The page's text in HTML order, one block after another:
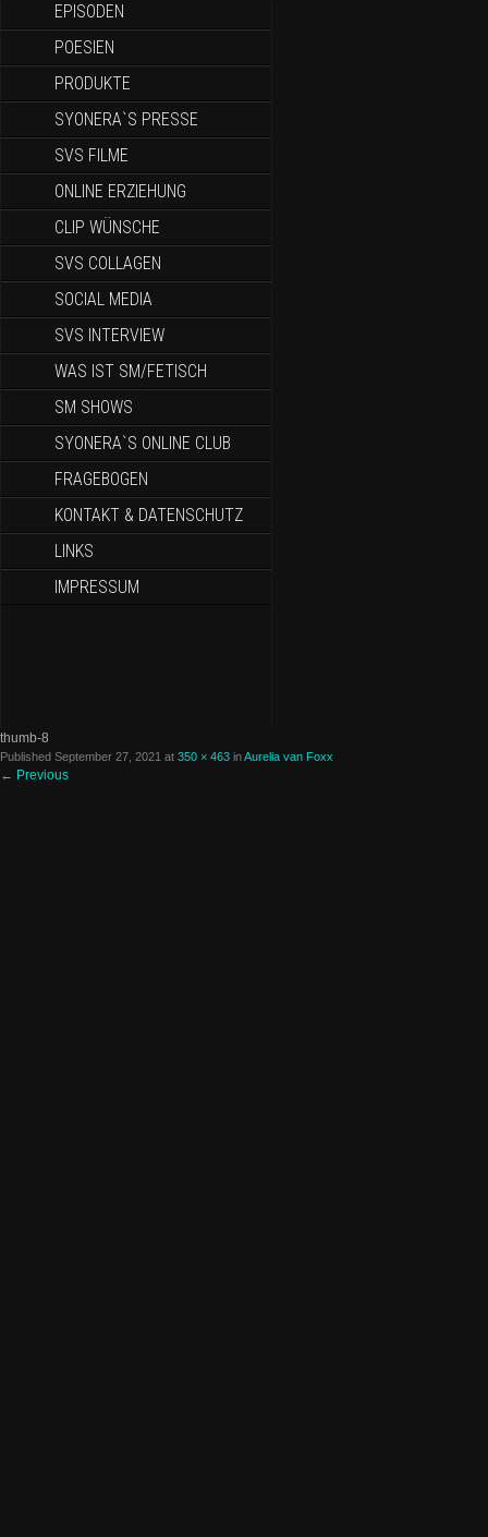
EPISODEN
POESIEN
PRODUKTE
SYONERA`S PRESSE
SVS FILME
ONLINE ERZIEHUNG
CLIP WÜNSCHE
SVS COLLAGEN
SOCIAL MEDIA
SVS INTERVIEW
WAS IST SM/FETISCH
SM SHOWS
SYONERA`S ONLINE CLUB
FRAGEBOGEN
KONTAKT & DATENSCHUTZ
LINKS
IMPRESSUM
thumb-8
Published September 27, 2021 at 350 × 463 inAurelia van Foxx
← Previous